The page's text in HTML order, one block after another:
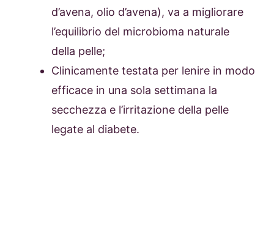
d’avena, olio d’avena), va a migliorare
l’equilibrio del microbioma naturale
della pelle;
Clinicamente testata per lenire in modo
efficace in una sola settimana la
secchezza e l’irritazione della pelle
legate al diabete.